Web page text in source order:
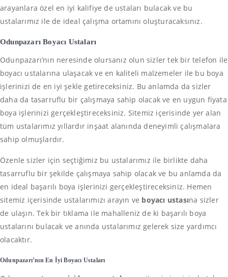
arayanlara özel en iyi kalifiye de ustaları bulacak ve bu
ustalarımız ile de ideal çalışma ortamını oluşturacaksınız.
Odunpazarı Boyacı Ustaları
Odunpazarı’nın neresinde olursanız olun sizler tek bir telefon ile
boyacı ustalarına ulaşacak ve en kaliteli malzemeler ile bu boya
işlerinizi de en iyi şekle getireceksiniz. Bu anlamda da sizler
daha da tasarruflu bir çalışmaya sahip olacak ve en uygun fiyata
boya işlerinizi gerçekleştireceksiniz. Sitemiz içerisinde yer alan
tüm ustalarımız yıllardır inşaat alanında deneyimli çalışmalara
sahip olmuşlardır.
Özenle sizler için seçtiğimiz bu ustalarımız ile birlikte daha
tasarruflu bir şekilde çalışmaya sahip olacak ve bu anlamda da
en ideal başarılı boya işlerinizi gerçekleştireceksiniz. Hemen
sitemiz içerisinde ustalarımızı arayın ve boyacı ustasına sizler
de ulaşın. Tek bir tıklama ile mahalleniz de ki başarılı boya
ustalarını bulacak ve anında ustalarımız gelerek size yardımcı
olacaktır.
Odunpazarı’nın En İyi Boyacı Ustaları